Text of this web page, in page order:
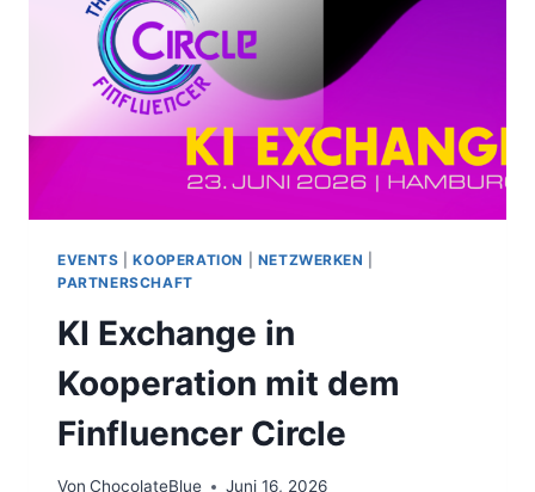
EVENTS |KOOPERATION NETZWERKEN
PARTNERSCHAFT
KI Exchange in
Kooperation mit dem
Finfluencer Circle
Von ChocolateBlue Juni 16, 2026